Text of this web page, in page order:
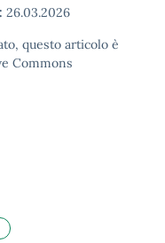
26.03.2026
questo articolo è
Commons